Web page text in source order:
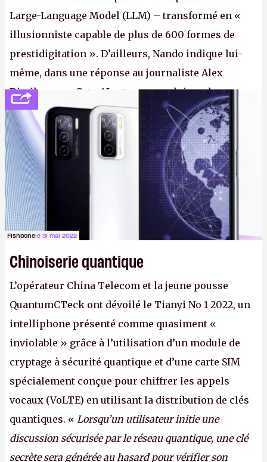
Large-Language Model (LLM) – transformé en «
illusionniste capable de plus de 600 formes de
prestidigitation ». D’ailleurs, Nando indique lui-
même, dans une réponse au journaliste Alex
Dimikas, que Gato AI est « encore loin » de
prétendre réussir le célèbre test de Turing. (Crédit
photo : Pexels - Arthur Brognoli)
Fishbonele 31 mai 2022
Chinoiserie quantique
L’opérateur China Telecom et la jeune pousse
QuantumCTeck ont dévoilé le Tianyi No 1 2022, un
intelliphone présenté comme quasiment «
inviolable » grâce à l’utilisation d’un module de
cryptage à sécurité quantique et d’une carte SIM
spécialement conçue pour chiffrer les appels
vocaux (VoLTE) en utilisant la distribution de clés
quantiques. « Lorsqu’un utilisateur initie une
discussion sécurisée par le réseau quantique, une clé
secrète sera générée au hasard pour vérifier son